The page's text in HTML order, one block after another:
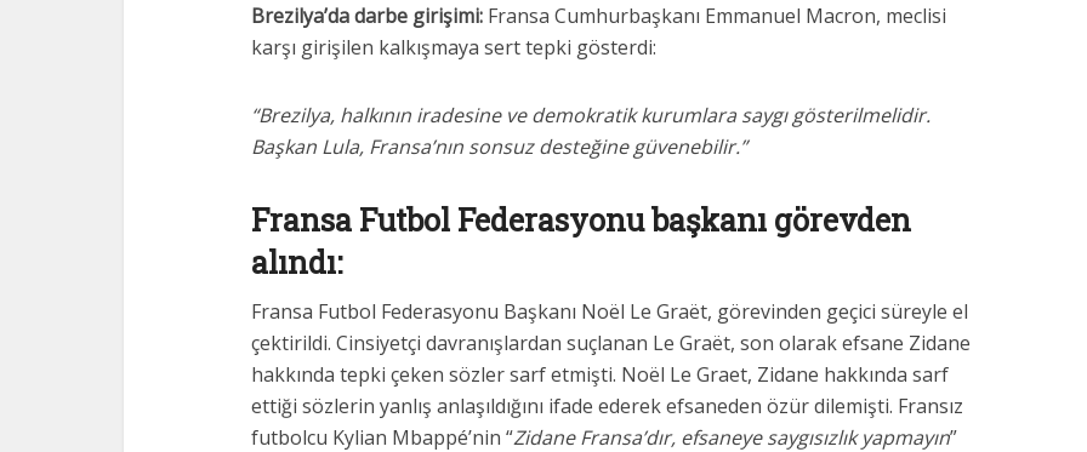
Brezilya’da darbe girişimi: Fransa Cumhurbaşkanı Emmanuel Macron, meclisi
karşı girişilen kalkışmaya sert tepki gösterdi:
“Brezilya, halkının iradesine ve demokratik kurumlara saygı gösterilmelidir.
Başkan Lula, Fransa’nın sonsuz desteğine güvenebilir.”
Fransa Futbol Federasyonu başkanı görevden
alındı:
Fransa Futbol Federasyonu Başkanı Noël Le Graët, görevinden geçici süreyle el
çektirildi. Cinsiyetçi davranışlardan suçlanan Le Graët, son olarak efsane Zidane
hakkında tepki çeken sözler sarf etmişti. Noël Le Graet, Zidane hakkında sarf
ettiği sözlerin yanlış anlaşıldığını ifade ederek efsaneden özür dilemişti. Fransız
futbolcu Kylian Mbappé’nin “Zidane Fransa’dır, efsaneye saygısızlık yapmayın”